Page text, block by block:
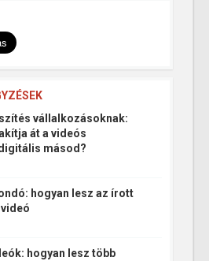
vállalkozásoknak:
át a videós
másod?
hogyan lesz az írott
hogyan lesz több